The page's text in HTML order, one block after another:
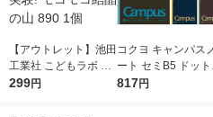
【アウトレット】池田
工業社 こどもラボ お
うちで実験! モコモコ
299円
コクヨ キャンパス
ート セミB5 ドット
り罫線・カラー表紙
817円